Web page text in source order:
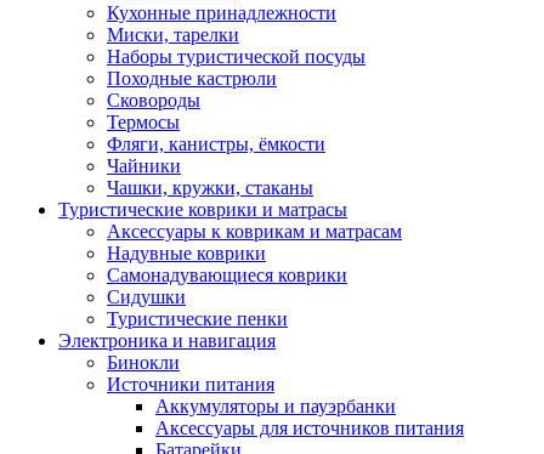
Кухонные принадлежности
Миски, тарелки
Наборы туристической посуды
Походные кастрюли
Сковороды
Термосы
Фляги, канистры, ёмкости
Чайники
Чашки, кружки, стаканы
Туристические коврики и матрасы
Аксессуары к коврикам и матрасам
Надувные коврики
Самонадувающиеся коврики
Сидушки
Туристические пенки
Электроника и навигация
Бинокли
Источники питания
Аккумуляторы и пауэрбанки
Аксессуары для источников питания
Батарейки